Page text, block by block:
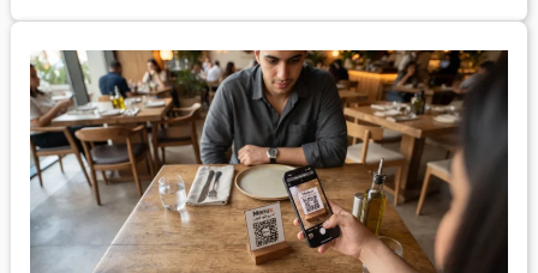
عمل
منيو
الكتروني
مجاني
بالذكاء
الصناعي